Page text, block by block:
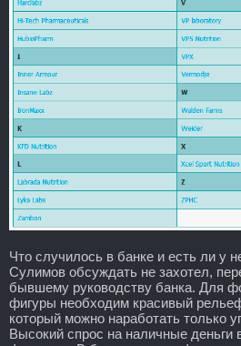
Что случилось в банке и есть ли у
Сулимов обсуждать не захотел,
бывшему руководству банка. Для
фигуры необходим красивый
который можно наработать только
Высокий спрос на наличные деньги